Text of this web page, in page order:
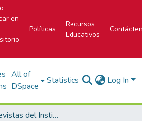
en
Políticas
Recursos
Educativos
All of
DSpace
Statistics Log In
Portal de Revistas del Instituto Tecnológico de Costa Rica